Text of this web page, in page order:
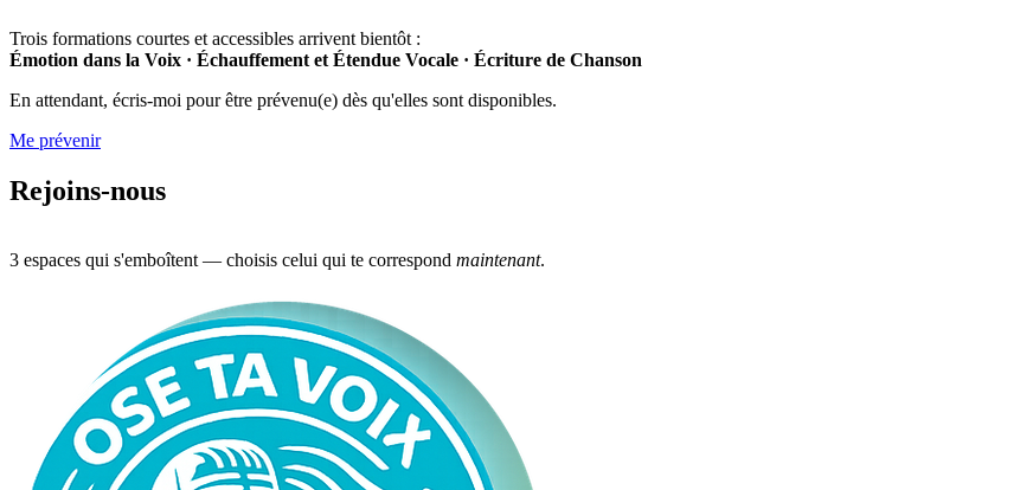
Trois formations courtes et accessibles arrivent bientôt :
Émotion dans la Voix · Échauffement et Étendue Vocale · Écriture de Chanson
En attendant, écris-moi pour être prévenu(e) dès qu'elles sont disponibles.
Me prévenir
Rejoins-nous
3 espaces qui s'emboîtent — choisis celui qui te correspond maintenant.